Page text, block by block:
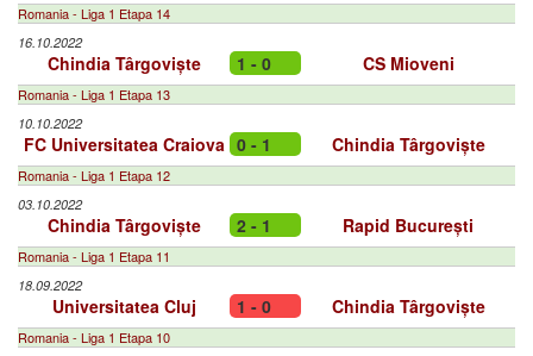
Romania - Liga 1 Etapa 14
16.10.2022
Chindia Târgoviște 1 - 0 CS Mioveni
Romania - Liga 1 Etapa 13
10.10.2022
FC Universitatea Craiova 0 - 1 Chindia Târgoviște
Romania - Liga 1 Etapa 12
03.10.2022
Chindia Târgoviște 2 - 1 Rapid București
Romania - Liga 1 Etapa 11
18.09.2022
Universitatea Cluj 1 - 0 Chindia Târgoviște
Romania - Liga 1 Etapa 10